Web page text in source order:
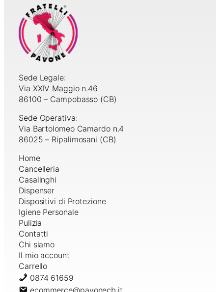
Sede Legale:
Via XXIV Maggio n.46
86100 – Campobasso (CB)
Sede Operativa:
Via Bartolomeo Camardo n.4
86025 – Ripalimosani (CB)
Home
Cancelleria
Casalinghi
Dispenser
Dispositivi di Protezione
Igiene Personale
Pulizia
Contatti
Chi siamo
Il mio account
Carrello
0874 61659
ecommerce@pavonecb.it